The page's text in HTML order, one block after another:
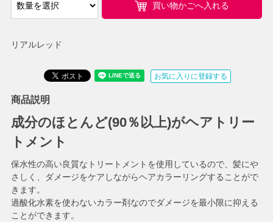
リアルレッド
買い物かごへ入れる
お気に入りに登録する
商品説明
成分のほとんど(90％以上)がヘアトリー
トメント
保水性の高い良質なトリートメントを使用しているので、髪にや
さしく、ダメージをケアしながらヘアカラーリングすることがで
きます。
過酸化水素を使わないカラー剤なのでダメージを最小限に抑える
ことができます。